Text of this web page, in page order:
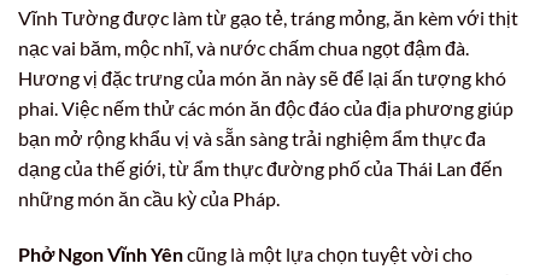
Vĩnh Tường được làm từ gạo tẻ, tráng mỏng, ăn kèm với thịt
nạc vai băm, mộc nhĩ, và nước chấm chua ngọt đậm đà.
Hương vị đặc trưng của món ăn này sẽ để lại ấn tượng khó
phai. Việc nếm thử các món ăn độc đáo của địa phương giúp
bạn mở rộng khẩu vị và sẵn sàng trải nghiệm ẩm thực đa
dạng của thế giới, từ ẩm thực đường phố của Thái Lan đến
những món ăn cầu kỳ của Pháp.
Phở Ngon Vĩnh Yêncũng là một lựa chọn tuyệt vời cho